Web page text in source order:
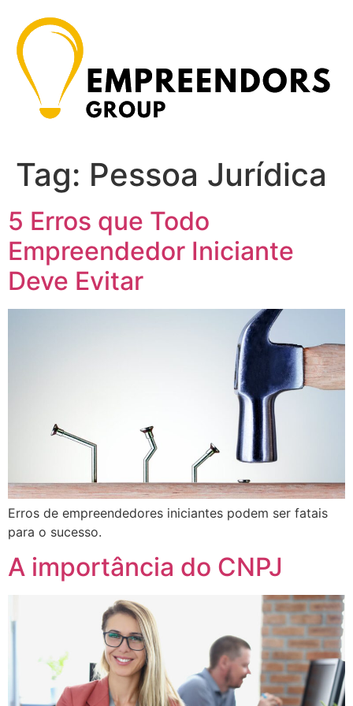
para
conteúdo
Tag: Pessoa Jurídica
5 Erros que Todo
Empreendedor Iniciante
Deve Evitar
Erros de empreendedores iniciantes podem ser fatais
para o sucesso.
A importância do CNPJ